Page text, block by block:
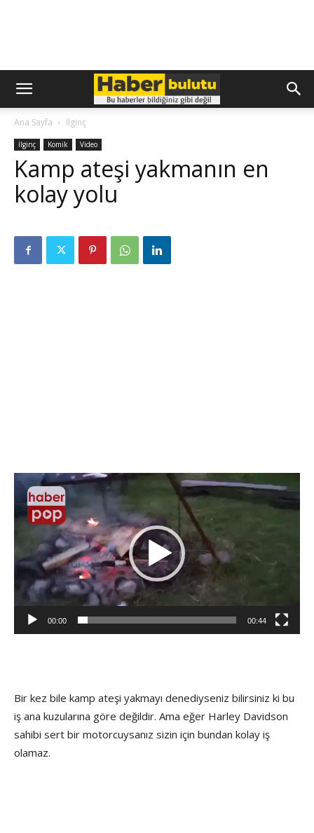
Ana Sayfa İlginç
İlginç Komik Video
Kamp ateşi yakmanın en
kolay yolu
Video
oynatıcı
00:00 00:44
Bir kez bile kamp ateşi yakmayı denediyseniz bilirsiniz ki bu
iş ana kuzularına göre değildir. Ama eğer Harley Davidson
sahibi sert bir motorcuysanız sizin için bundan kolay iş
olamaz.